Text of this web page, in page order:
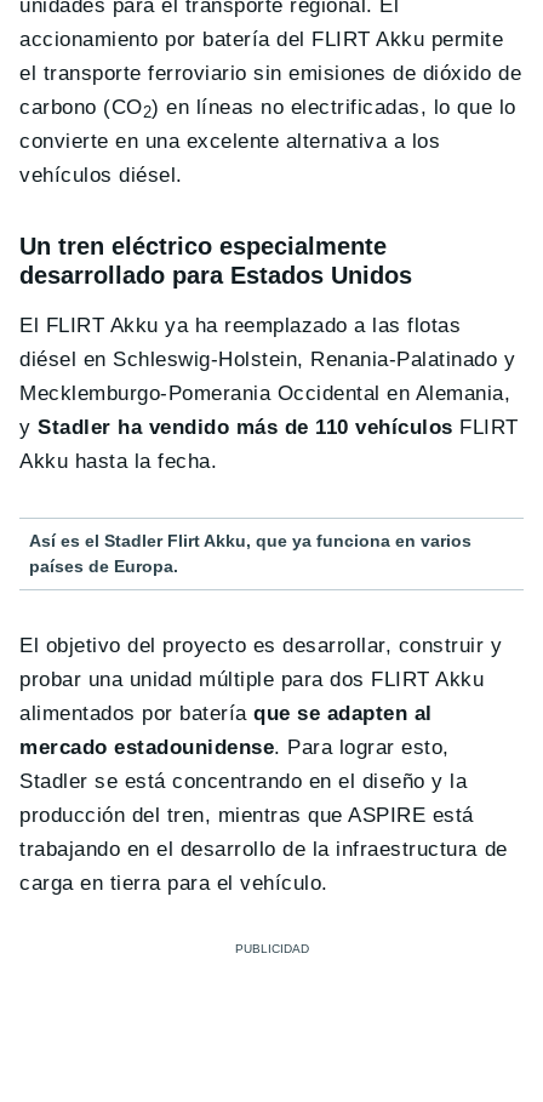
unidades para el transporte regional. El
accionamiento por batería del FLIRT Akku permite
el transporte ferroviario sin emisiones de dióxido de
carbono (CO2) en líneas no electrificadas, lo que lo
convierte en una excelente alternativa a los
vehículos diésel.
Un tren eléctrico especialmente
desarrollado para Estados Unidos
El FLIRT Akku ya ha reemplazado a las flotas
diésel en Schleswig-Holstein, Renania-Palatinado y
Mecklemburgo-Pomerania Occidental en Alemania,
yStadler ha vendido más de 110 vehículos FLIRT
Akku hasta la fecha.
Así es el Stadler Flirt Akku, que ya funciona en varios
países de Europa.
El objetivo del proyecto es desarrollar, construir y
probar una unidad múltiple para dos FLIRT Akku
alimentados por bateríaque se adapten al
mercado estadounidense. Para lograr esto,
Stadler se está concentrando en el diseño y la
producción del tren, mientras que ASPIRE está
trabajando en el desarrollo de la infraestructura de
carga en tierra para el vehículo.